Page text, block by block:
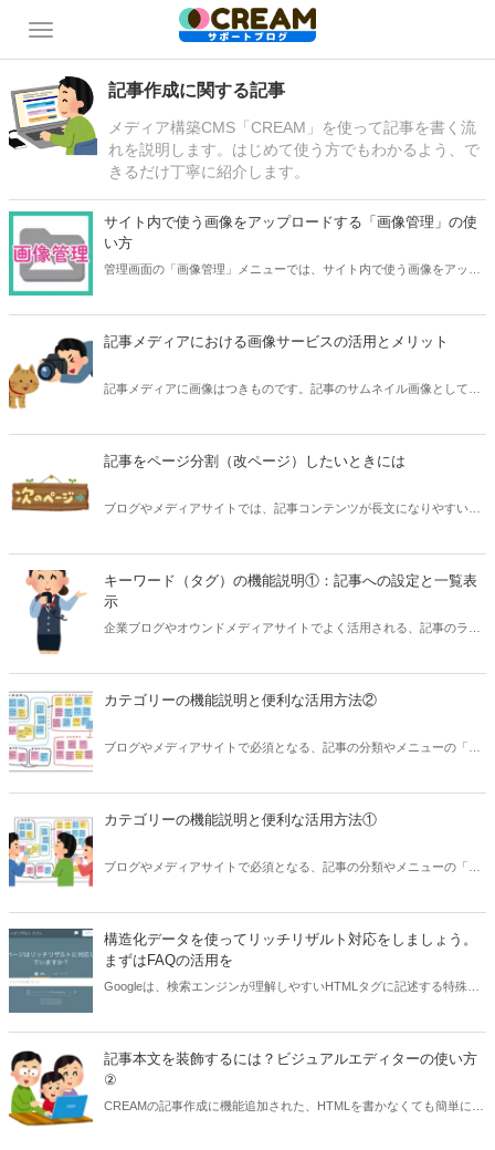
記事作成に関する記事
メディア構築CMS「CREAM」を使って記事を書く流
れを説明します。はじめて使う方でもわかるよう、で
きるだけ丁寧に紹介します。
サイト内で使う画像をアップロードする「画像管理」の使
い方
管理画面の「画像管理」メニューでは、サイト内で使う画像をアップ
ージ作成で画像を表示するときにも「画像管理」を使います。 「画像
管理」での画像の登録の仕方と便利な使い方をご紹介します。
記事メディアにおける画像サービスの活用とメリット
記事メディアに画像はつきものです。記事のサムネイル画像としても
部サービスから画像を検索するAPIの使い方から、画像掲載の効果ま
で紹介します。
記事をページ分割（改ページ）したいときには
ブログやメディアサイトでは、記事コンテンツが長文になりやすいこ
を用意しています。このページネーション機能を説明しながら、便利
な活用Tipsなども紹介します。
キーワード（タグ）の機能説明①：記事への設定と一覧表
示
企業ブログやオウンドメディアサイトでよく活用される、記事のラベ
カテゴリーの機能説明と便利な活用方法②
ブログやメディアサイトで必須となる、記事の分類やメニューの「カ
カテゴリーの機能説明と便利な活用方法①
ブログやメディアサイトで必須となる、記事の分類やメニューの「カ
構造化データを使ってリッチリザルト対応をしましょう。
まずはFAQの活用を
Googleは、検索エンジンが理解しやすいHTMLタグに記述する特殊な
やすくなります。メディア構築CMSのCREAMなら初めから機能が用
意されています。
記事本文を装飾するには？ビジュアルエディターの使い方
②
CREAMの記事作成に機能追加された、HTMLを書かなくても簡単に太